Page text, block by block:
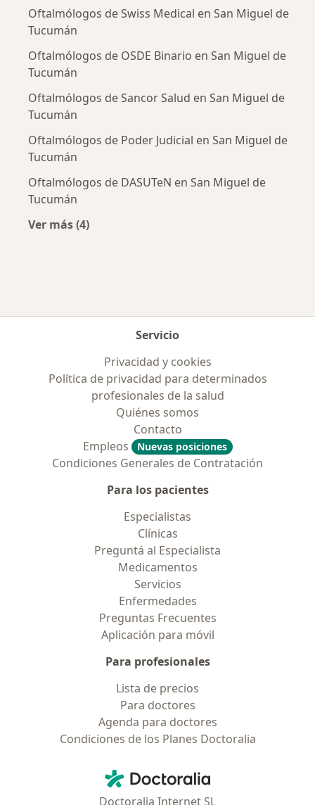
Oftalmólogos de Swiss Medical en San Miguel de
Tucumán
Oftalmólogos de OSDE Binario en San Miguel de
Tucumán
Oftalmólogos de Sancor Salud en San Miguel de
Tucumán
Oftalmólogos de Poder Judicial en San Miguel de
Tucumán
Oftalmólogos de DASUTeN en San Miguel de
Tucumán
Ver más (4)
Servicio
Privacidad y cookies
Política de privacidad para determinados
profesionales de la salud
Quiénes somos
Contacto
Empleos
Nuevas posiciones
Condiciones Generales de Contratación
Para los pacientes
Especialistas
Clínicas
Preguntá al Especialista
Medicamentos
Servicios
Enfermedades
Preguntas Frecuentes
Aplicación para móvil
Para profesionales
Lista de precios
Para doctores
Agenda para doctores
Condiciones de los Planes Doctoralia
Doctoralia - Página de inicio
Doctoralia Internet SL